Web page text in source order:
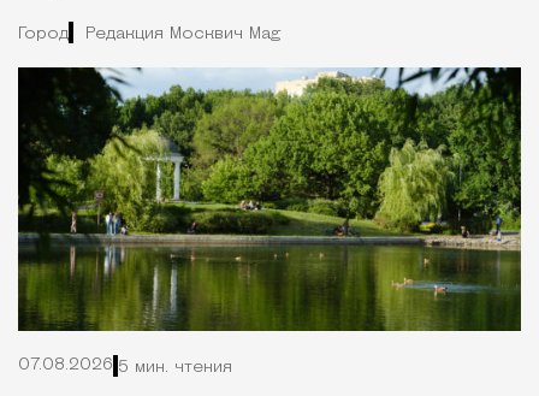
Город Редакция Москвич Mag
07.08.2026 5 мин. чтения